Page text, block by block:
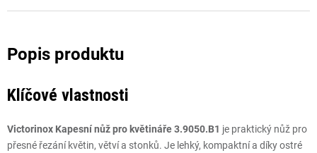
Klíčové vlastnosti
Victorinox Kapesní nůž pro květináře 3.9050.B1 je praktický nůž pro
přesné řezání květin, větví a stonků. Je lehký, kompaktní a díky ostré